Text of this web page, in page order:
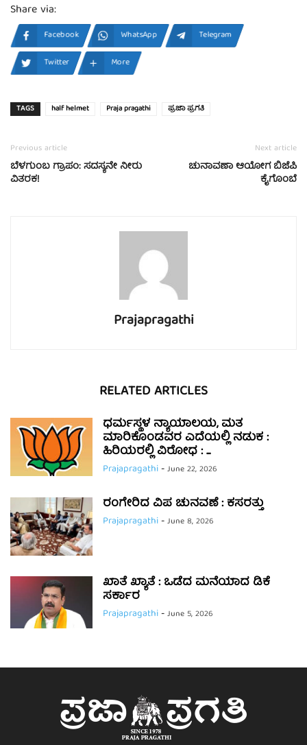
Share via:
Facebook WhatsApp
Telegram
Twitter
More
TAGS half helmet Praja pragathi ಪ್ರಜಾ ಪ್ರಗತಿ
Previous article
ಬೆಳಗುಂಬ ಗ್ರಾಪಂ: ಸದಸ್ಯನೇ ನೀರು
ವಿತರಕ!
Next article
ಚುನಾವಣಾ ಆಯೋಗ ಬಿಜೆಪಿ
ಕೈಗೊಂಬೆ
Prajapragathi
RELATED ARTICLES
ಧರ್ಮಸ್ಥಳ ನ್ಯಾಯಾಲಯ, ಮತ
ಮಾರಿಕೊಂಡವರ ಎದೆಯಲ್ಲಿ ನಡುಕ :
ಹಿರಿಯರಲ್ಲಿ ವಿರೋಧ : ...
Prajapragathi-June 22, 2026
ರಂಗೇರಿದ ವಿಪ ಚುನವಣೆ : ಕಸರತ್ತು
Prajapragathi-June 8, 2026
ಖಾತೆ ಖ್ಯಾತೆ : ಒಡೆದ ಮನೆಯಾದ ಡಿಕೆ
ಸರ್ಕಾರ
Prajapragathi-June 5, 2026